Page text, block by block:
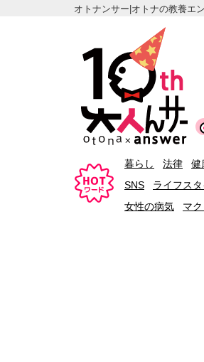
オトナンサー|オトナの教養エ
暮らし 法律 健
SNS
ライフス
女性の病気
マ